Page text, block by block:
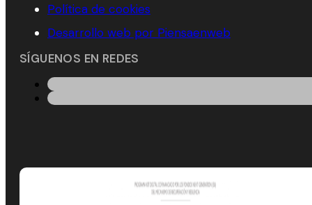
Política de cookies
Desarrollo web por Piensaenweb
SÍGUENOS EN REDES